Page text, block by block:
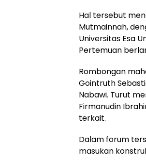
Hal tersebut
Mutmainnah,
Universitas Esa
Pertemuan
Rombongan
Gointruth
Nabawi. Turut
Firmanudin
terkait.
Dalam forum
masukan